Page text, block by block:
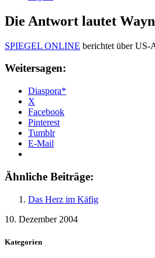
Die Antwort lautet
SPIEGEL ONLINE berichtet über US-
Weitersagen:
Diaspora*
X
Facebook
Pinterest
Tumblr
E-Mail
Ähnliche Beiträge:
Das Herz im Käfig
10. Dezember 2004
Kategorien